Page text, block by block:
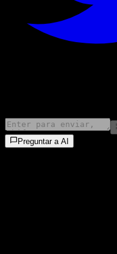
Preguntar a AI